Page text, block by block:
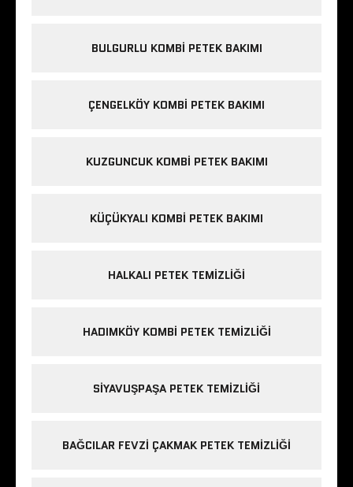
BULGURLU KOMBI PETEK BAKIMI
ÇENGELKÖY KOMBI PETEK BAKIMI
KUZGUNCUK KOMBI PETEK BAKIMI
KÜÇÜKYALI KOMBI PETEK BAKIMI
HALKALI PETEK TEMIZLIĞI
HADIMKÖY KOMBI PETEK TEMIZLIĞI
SIYAVUŞPAŞA PETEK TEMIZLIĞI
BAĞCILAR FEVZI ÇAKMAK PETEK TEMIZLIĞI